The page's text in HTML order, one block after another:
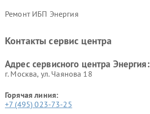
Ремонт ИБП Энергия
Контакты сервис центра
Адрес сервисного центра Энергия:
г. Москва, ул. Чаянова 18
Горячая линия:
+7 (495) 023-73-25